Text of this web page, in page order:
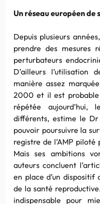
Un réseau européen de
Depuis plusieurs
prendre des mesures
perturbateurs
D’ailleurs l’utilisation
manière assez
2000 et il est probable
répétée aujourd’hui,
différents, estime le Dr
pouvoir poursuivre la
registre de l’AMP piloté
Mais ses ambitions
auteurs concluent
en place d’un
de la santé
indispensable pour